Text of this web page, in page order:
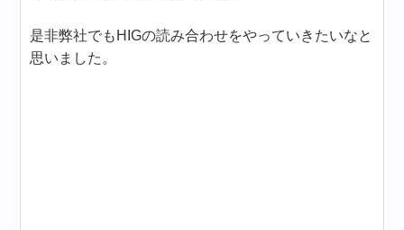
是非弊社でもHIGの読み合わせをやっていきたいなと
思いました。